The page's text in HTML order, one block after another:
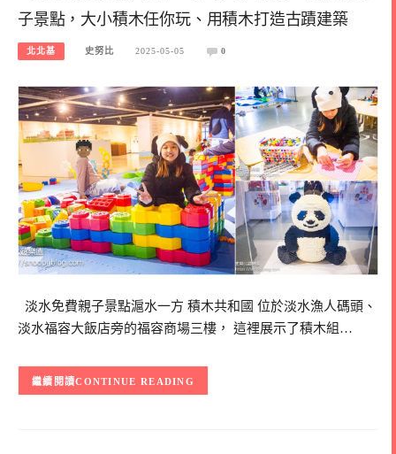
子景點，大小積木任你玩、用積木打造古蹟建築
北北基 史努比 2025-05-05 0
淡水免費親子景點滬水一方 積木共和國 位於淡水漁人碼頭、
淡水福容大飯店旁的福容商場三樓， 這裡展示了積木組…
CONTINUE READING